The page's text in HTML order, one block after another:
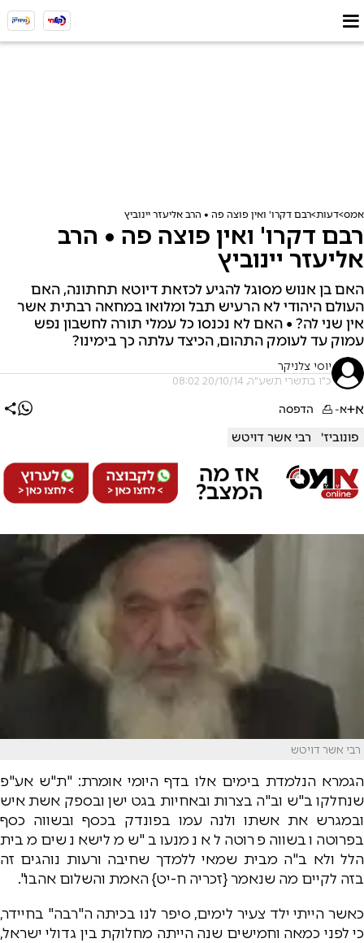
אמס דעות רבם דקרו' ואין פוצה פה • הרב אליעזר יינוביץ
רבם דקרו' ואין פוצה פה • הרב
אליעזר יינוביץ
האם בן אנוש מסוגל להגיע לכזאת דיוטא תחתונה, האם
העולם היהודי לא הרעיש תבל ומלואו במחאה רבתית אשר
אין שני לה? • האם לא נכנסו כל עמלי תורה לחשבון נפש
עמוק עד לעומק התהום, הכיצד עלתה כך בימינו?
יוסי צלניקר
כ"ו בתשרי תשע"ה, 20/10/14 08:02
א+א- הדפסה
פונוביז' רבי אשר דויטש
רבי אשר דויטש
הגמרא הנלמדת בימים אלו בדף היומי אומרת: "ת"ש אע"פ
שנחלקו ב"ש וב"ה בצרות ובאחיות בגט ישן ובספק אשת איש
ובמגרש את אשתו ולנה עמו בפונדק בכסף ובשווה כסף
בפרוטה ובשווה פרוטה לא נמנעו ב"ש מלישא נשים מבית
הלל ולא ב"ה מבית שמאי ללמדך שחיבה ורעות נוהגים זה
בזה לקיים מה שנאמר {זכריה ח-יט} האמת והשלום אהבו".
כאשר הייתי ילד צעיר לימים, סיפר לנו בכיתה ה"רבה" בחיידר,
כי לפני כמאה וחמישים שנה הייתה מחלוקת בין גדולי ישראל,